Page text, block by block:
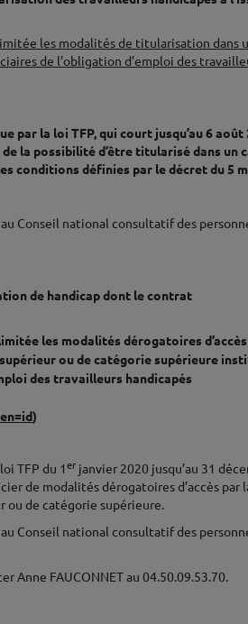
les modalités de titularisation dans
de l’obligation d’emploi des
par la loi TFP, qui court jusqu’au 6 août
la possibilité d’être titularisé dans un
conditions définies par le décret du 5
Conseil national consultatif des
de handicap dont le contrat
les modalités dérogatoires
ou de catégorie supérieure
des travailleurs handicapés
)
TFP du 1 er janvier 2020 jusqu’au 31
de modalités dérogatoires d’accès par
ou de catégorie supérieure.
Conseil national consultatif des
Anne FAUCONNET au 04.50.09.53.70.